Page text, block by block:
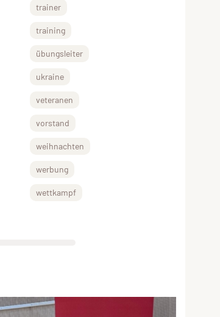
trainer
training
übungsleiter
ukraine
veteranen
vorstand
weihnachten
werbung
wettkampf